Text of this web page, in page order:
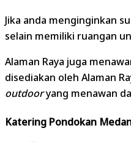
Jika anda menginginkan
selain memiliki ruangan
Alaman Raya juga
disediakan oleh Alaman
outdooryang menawan
Katering Pondokan